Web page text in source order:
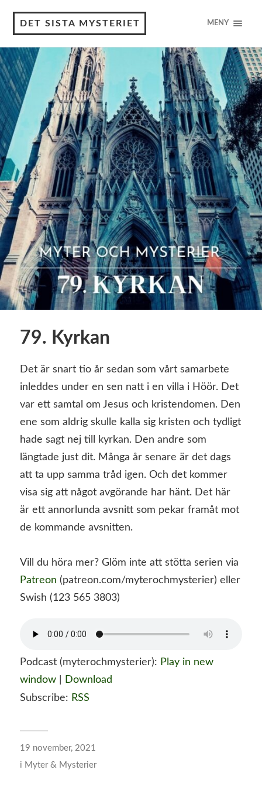
DET SISTA MYSTERIET MENY
79. Kyrkan
Det är snart tio år sedan som vårt samarbete
inleddes under en sen natt i en villa i Höör. Det
var ett samtal om Jesus och kristendomen. Den
ene som aldrig skulle kalla sig kristen och tydligt
hade sagt nej till kyrkan. Den andre som
längtade just dit. Många år senare är det dags
att ta upp samma tråd igen. Och det kommer
visa sig att något avgörande har hänt. Det här
är ett annorlunda avsnitt som pekar framåt mot
de kommande avsnitten.
Vill du höra mer? Glöm inte att stötta serien via
Patreon (patreon.com/myterochmysterier) eller
Swish (123 565 3803)
Podcast (myterochmysterier): Play in new
window|
Download
Subscribe: RSS
19 november, 2021
i Myter & Mysterier